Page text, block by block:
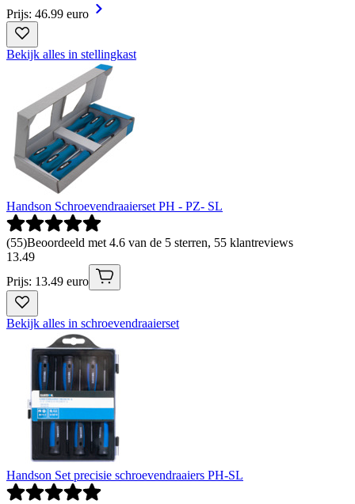
Prijs: 46.99 euro
Bekijk alles in stellingkast
Handson Schroevendraaierset PH - PZ- SL
(55)Beoordeeld met 4.6 van de 5 sterren, 55 klantreviews
13.49
Prijs: 13.49 euro
Bekijk alles in schroevendraaierset
Handson Set precisie schroevendraaiers PH-SL